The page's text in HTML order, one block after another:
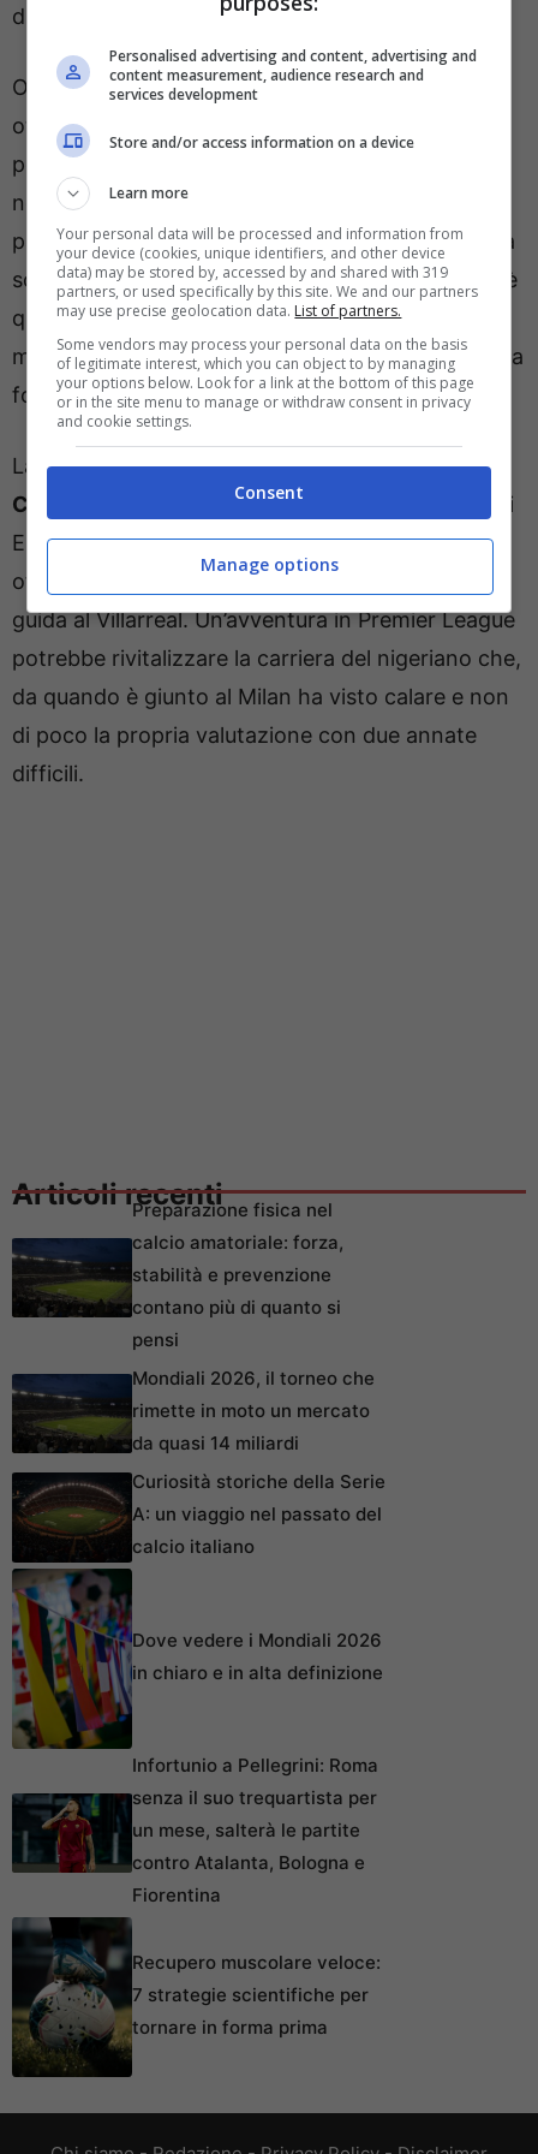
diventare di circa
28 milionidi euro.
Ora la speranza del Milan è quella di riuscire ad
ottenere una somma intorno ai
per la cessione dell’esterno nigeriano anche se
non è da escludere che possa giungere una
partenza inprestito con diritto di riscattoad una
somma più bassa. La volontà del club rossonero è
quella di non andare a registrare una
minusvalenza a bilancio e si lavorerà per trovare la
formula giusta.
La squadra maggiormente interessata alSamuel
Chukwueze
sembra essere l’
con Unai
Emery che conosce molto bene l’esterno
offensivo che ha fatto molto bene sotto la sua
guida al Villarreal. Un’avventura in Premier League
potrebbe rivitalizzare la carriera del nigeriano che,
da quando è giunto al Milan ha visto calare e non
di poco la propria valutazione con due annate
difficili.
Articoli recentiPreparazione fisica nel
calcio amatoriale: forza,
stabilità e prevenzione
contano più di quanto si
pensi
Mondiali 2026, il torneo che
rimette in moto un mercato
da quasi 14 miliardi
Curiosità storiche della Serie
A: un viaggio nel passato del
calcio italiano
Dove vedere i Mondiali 2026
in chiaro e in alta definizione
Infortunio a Pellegrini: Roma
senza il suo trequartista per
un mese, salterà le partite
contro Atalanta, Bologna e
Fiorentina
Recupero muscolare veloce:
7 strategie scientifiche per
tornare in forma prima
Personalised advertising and content, advertising and
content measurement, audience research and
services development
Store and/or access information on a device
Learn more
Your personal data will be processed and information from
your device (cookies, unique identifiers, and other device
data) may be stored by, accessed by and shared with 319
partners, or used specifically by this site. We and our partners
may use precise geolocation data. List of partners.
Some vendors may process your personal data on the basis
of legitimate interest, which you can object to by managing
your options below. Look for a link at the bottom of this page
or in the site menu to manage or withdraw consent in privacy
and cookie settings.
Consent
Manage options